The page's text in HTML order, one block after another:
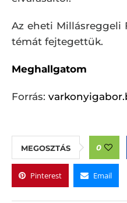
Az eheti Millásreggeli
témát fejtegettük.
Meghallgatom
Forrás:
MEGOSZTÁS 0
Pinterest Email